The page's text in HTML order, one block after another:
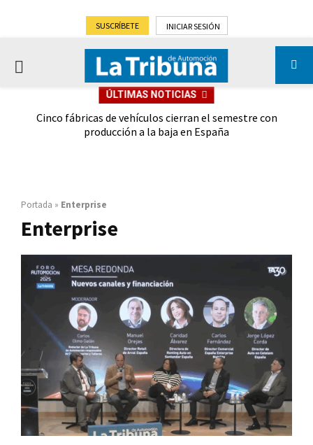
SUSCRÍBETE INICIAR SESIÓN
PRIMARY
ÚLTIMAS NOTICIAS
Cinco fábricas de vehículos cierran el semestre con
producción a la baja en España
Portada » Enterprise
Enterprise